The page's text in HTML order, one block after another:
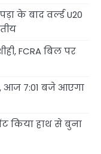
के बाद वर्ल्ड U20
FCRA बिल पर
आज 7:01 बजे आएगा
किया हाथ से बुना